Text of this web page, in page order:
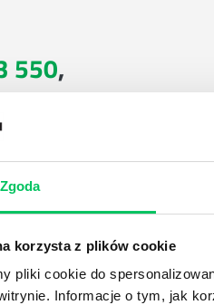
Zgoda
korzysta z plików cookie
pliki cookie do
Informacje o tym, jak
550,